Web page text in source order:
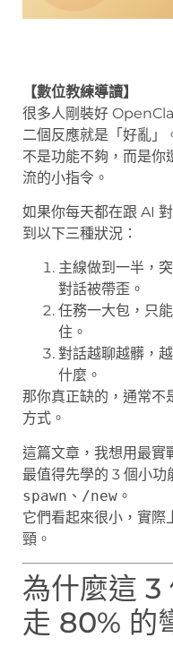
【數位教練導讀】
很多人剛裝好
二個反應就是「好亂」
不是功能不夠，而是你
流的小指令。
如果你每天都在跟 AI
到以下三種狀況：
主線做到一半，
對話被帶歪。
任務一大包，只
住。
對話越聊越髒，
什麼。
那你真正缺的，通常不
方式。
這篇文章，我想用最
最值得先學的 3 個小功
spawn 、 /new 。
它們看起來很小，實際
頸。
為什麼這 3
走 80% 的